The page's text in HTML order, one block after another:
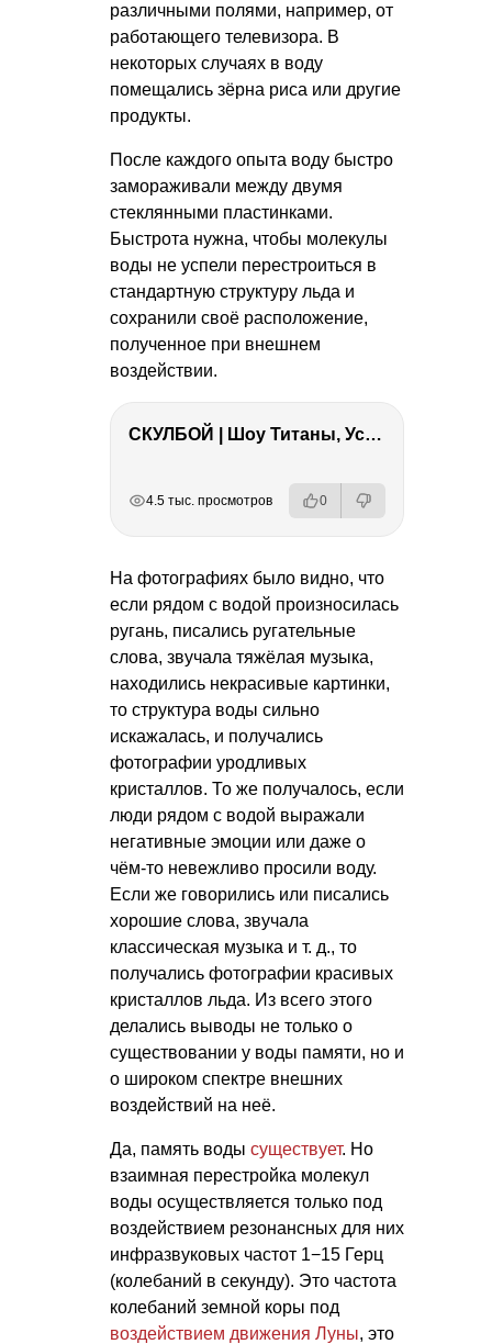
различными полями, например, от
работающего телевизора. В
некоторых случаях в воду
помещались зёрна риса или другие
продукты.
После каждого опыта воду быстро
замораживали между двумя
стеклянными пластинками.
Быстрота нужна, чтобы молекулы
воды не успели перестроиться в
стандартную структуру льда и
сохранили своё расположение,
полученное при внешнем
воздействии.
СКУЛБОЙ | Шоу Титаны, Усейн Болт, Ларрат, Зашквар!
4.5 тыс. просмотров 0
На фотографиях было видно, что
если рядом с водой произносилась
ругань, писались ругательные
слова, звучала тяжёлая музыка,
находились некрасивые картинки,
то структура воды сильно
искажалась, и получались
фотографии уродливых
кристаллов. То же получалось, если
люди рядом с водой выражали
негативные эмоции или даже о
чём-то невежливо просили воду.
Если же говорились или писались
хорошие слова, звучала
классическая музыка и т. д., то
получались фотографии красивых
кристаллов льда. Из всего этого
делались выводы не только о
существовании у воды памяти, но и
о широком спектре внешних
воздействий на неё.
Да, память воды существует. Но
взаимная перестройка молекул
воды осуществляется только под
воздействием резонансных для них
инфразвуковых частот 1−15 Герц
(колебаний в секунду). Это частота
колебаний земной коры под
воздействием движения Луны, это